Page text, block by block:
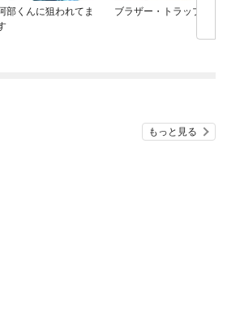
部くんに狙われてま
ブラザー・トラップ
もっと見る